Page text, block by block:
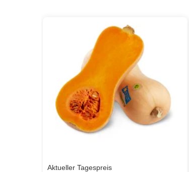
Aktueller Tagespreis